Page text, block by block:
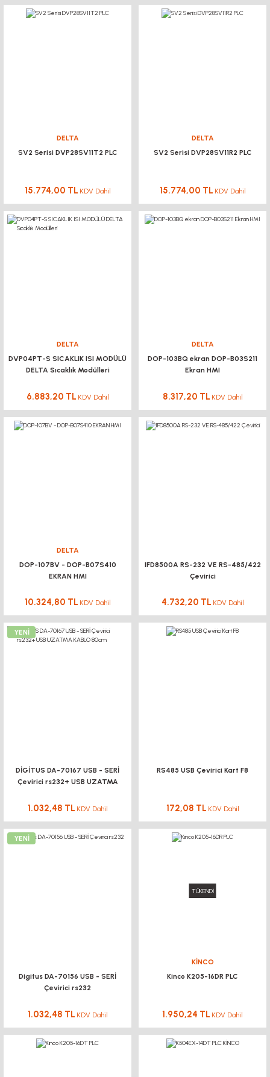
DELTA
SV2 Serisi DVP28SV11T2 PLC
15.774,00 TL KDV Dahil
DELTA
SV2 Serisi DVP28SV11R2 PLC
15.774,00 TL KDV Dahil
DELTA
DVP04PT-S SICAKLIK ISI MODÜLÜ
DELTA Sıcaklık Modülleri
6.883,20 TL KDV Dahil
DELTA
DOP-103BQ ekran DOP-B03S211
Ekran HMI
8.317,20 TL KDV Dahil
DELTA
DOP-107BV - DOP-B07S410
EKRAN HMI
10.324,80 TL KDV Dahil
IFD8500A RS-232 VE RS-485/422
Çevirici
4.732,20 TL KDV Dahil
YENİ
DİGİTUS DA-70167 USB - SERİ
Çevirici rs232+ USB UZATMA
1.032,48 TL KDV Dahil
RS485 USB Çevirici Kart F8
172,08 TL KDV Dahil
YENİ
Digitus DA-70156 USB - SERİ
Çevirici rs232
1.032,48 TL KDV Dahil
TÜKENDİ
KİNCO
Kinco K205-16DR PLC
1.950,24 TL KDV Dahil